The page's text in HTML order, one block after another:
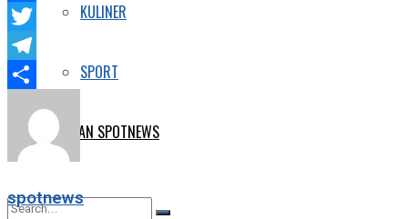
KULINER
SPORT
E-KORAN SPOTNEWS
Facebook
Twitter
Telegram
Share
spotnews